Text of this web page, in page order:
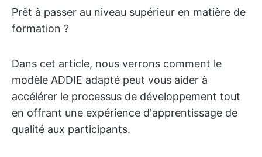
Prêt à passer au niveau supérieur en matière de
formation ?
Dans cet article, nous verrons comment le
modèle ADDIE adapté peut vous aider à
accélérer le processus de développement tout
en offrant une expérience d'apprentissage de
qualité aux participants.